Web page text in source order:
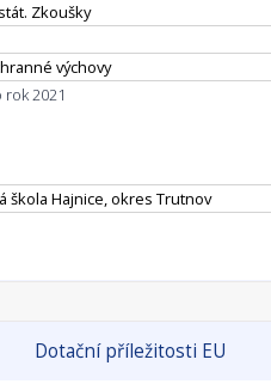
Zkoušky
výchovy
rok 2021
škola Hajnice, okres Trutnov
Dotační příležitosti EU